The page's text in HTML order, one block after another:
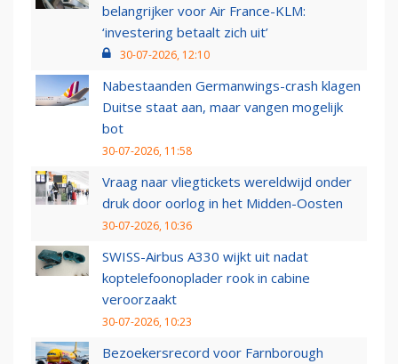
belangrijker voor Air France-KLM:
‘investering betaalt zich uit’
30-07-2026, 12:10
Nabestaanden Germanwings-crash klagen
Duitse staat aan, maar vangen mogelijk
bot
30-07-2026, 11:58
Vraag naar vliegtickets wereldwijd onder
druk door oorlog in het Midden-Oosten
30-07-2026, 10:36
SWISS-Airbus A330 wijkt uit nadat
koptelefoonoplader rook in cabine
veroorzaakt
30-07-2026, 10:23
Bezoekersrecord voor Farnborough